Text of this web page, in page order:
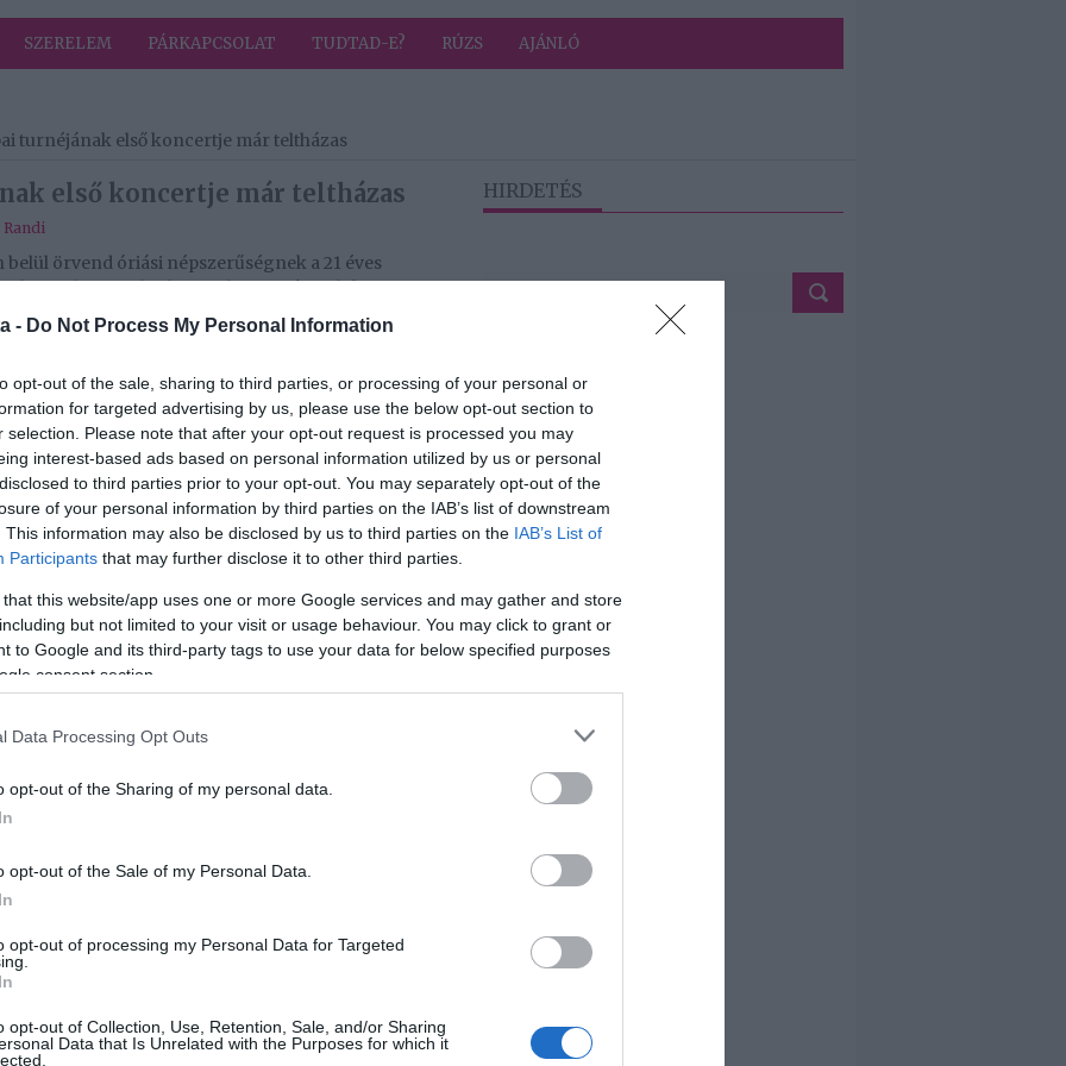
- Do Not Process My Personal Information
opt-out of the sale, sharing to third parties, or processing of your personal or
for targeted advertising by us, please use the below opt-out section to
selection. Please note that after your opt-out request is processed you may
interest-based ads based on personal information utilized by us or personal
to third parties prior to your opt-out. You may separately opt-out of the
of your personal information by third parties on the IAB’s list of downstream
This information may also be disclosed by us to third parties on the IAB’s List of
Participants that may further disclose it to other third parties.
that this website/app uses one or more Google services and may gather and store
but not limited to your visit or usage behaviour. You may click to grant or
to Google and its third-party tags to use your data for below specified purposes
consent section.
Data Processing Opt Outs
opt-out of the Sharing of my personal data.
opt-out of the Sale of my Personal Data.
opt-out of processing my Personal Data for Targeted
opt-out of Collection, Use, Retention, Sale, and/or Sharing
Data that Is Unrelated with the Purposes for which it
SZERELEM PÁRKAPCSOLAT TUDTAD-E? RÚZS AJÁNLÓ
turnéjának első koncertje már teltházas
első koncertje már teltházas
Randi
örvend óriási népszerűségnek a 21 éves
hete jelentette be, hogy a hazai színpadok
máris elkapkodták a jegyeket a bécsi
héttel ezelőtt jelentette be első európai turnéjának
rengetegen rajonganak érte, hiszen a
illetve azonnal elfogynak a jegyek a hazai
vizekre evezni, tekintve, hogy számai
az angolokkal. Úgy hívtak fel minket, hogy
három hete Azahriah-t hallgatnak az irodában, és
menedzsere.
– nemcsak az angolok, de a bécsi lakosok is
az összes jegy az európai turné első
Facebook-oldalán.
Azahriah Baukó Attila
Következő bejegyzés
HIRDETÉS